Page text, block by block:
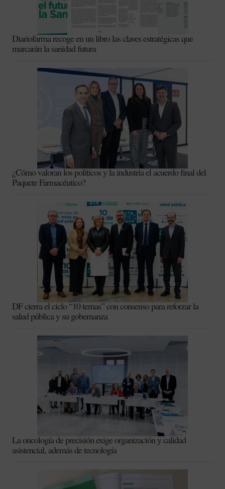
Diariofarma recoge en un libro las claves estratégicas que
marcarán la sanidad futura
¿Cómo valoran los políticos y la industria el acuerdo final del
Paquete Farmacéutico?
DF cierra el ciclo “10 temas” con consenso para reforzar la
salud pública y su gobernanza
La oncología de precisión exige organización y calidad
asistencial, además de tecnología